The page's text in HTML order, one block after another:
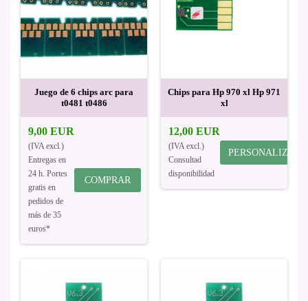
Juego de 6 chips arc para
t0481 t0486
9,00 EUR
(IVA excl.)
Entregas en
24 h. Portes
gratis en
pedidos de
más de 35
euros*
COMPRAR
Chips para Hp 970 xl Hp 971
xl
12,00 EUR
(IVA excl.)
Consultad
disponibilidad
PERSONALIZAR